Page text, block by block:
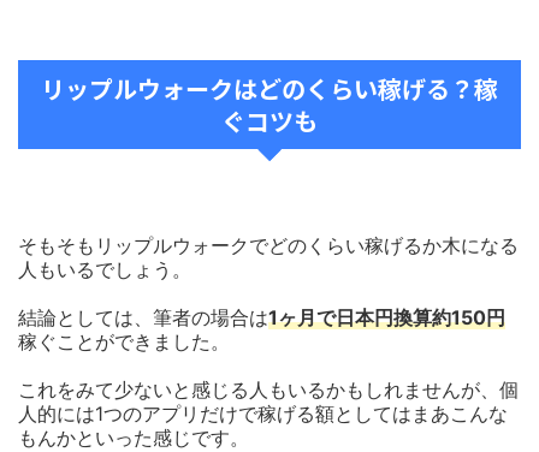
リップルウォークはどのくらい稼げる？稼
ぐコツも
そもそもリップルウォークでどのくらい稼げるか木になる
人もいるでしょう。
結論としては、筆者の場合は1ヶ月で日本円換算約150円
稼ぐことができました。
これをみて少ないと感じる人もいるかもしれませんが、個
人的には1つのアプリだけで稼げる額としてはまあこんな
もんかといった感じです。